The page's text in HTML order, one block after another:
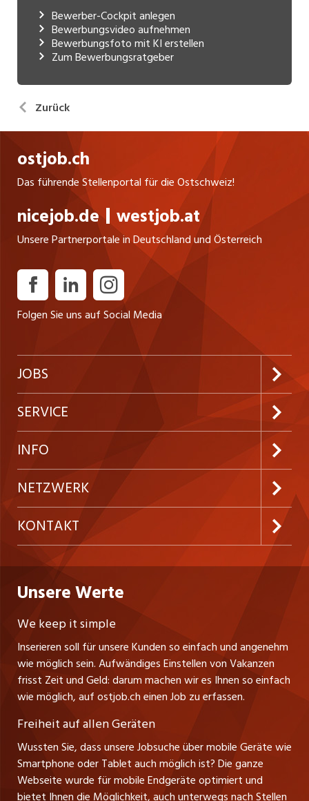
Bewerber-Cockpit anlegen
Bewerbungsvideo aufnehmen
Bewerbungsfoto mit KI erstellen
Zum Bewerbungsratgeber
Zurück
ostjob.ch
Das führende Stellenportal für die Ostschweiz!
nicejob.de westjob.at
Unsere Partnerportale in Deutschland und Österreich
Folgen Sie uns auf Social Media
JOBS
Jobabo abonnieren
Neue Stellen
Festanstellungen
Temporäre Jobs
Freelance Jobs
Praktika
Lehrstellen
Führungspositionen
Management / Kader-Jobs
Berufsgruppen
Top-Regionen
SERVICE
Kundenlogin
Inserieren
Firmen
Personalvermittler
INFO
Preise & Leistungen
AGB
Datenschutzerklärung
Nutzungsbedingungen
Stellenmeldepflicht
Schnittstelle
Impressum
NETZWERK
westjob.at
nicejob.de
myjob.ch
zentraljob.ch
jobbasel.ch
jobbern.ch
jobmittelland.ch
jobzüri.ch
schaffu.ch (VS)
KONTAKT
CH Media Classifieds AG
Fürstenlandstrasse 122
CH-9001 St. Gallen
Tel. +41 71 272 73 80
info@ostjob.ch/inserate@ostjob.ch
Henrik Jasek
Leiter ostjob.ch
Fredy Pillinger
Verkauf und Beratung
Christoph Walzl
Verkauf und Beratung
Unsere Werte
We keep it simple
Inserieren soll für unsere Kunden so einfach und angenehm
wie möglich sein. Aufwändiges Einstellen von Vakanzen
frisst Zeit und Geld: darum machen wir es Ihnen so einfach
wie möglich, auf ostjob.ch einen Job zu erfassen.
Freiheit auf allen Geräten
Wussten Sie, dass unsere Jobsuche über mobile Geräte wie
Smartphone oder Tablet auch möglich ist? Die ganze
Webseite wurde für mobile Endgeräte optimiert und
bietet Ihnen die Möglichkeit, auch unterwegs nach Stellen